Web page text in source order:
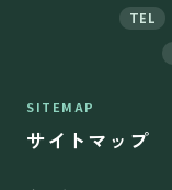
TEL
SITEMAP
サイトマップ